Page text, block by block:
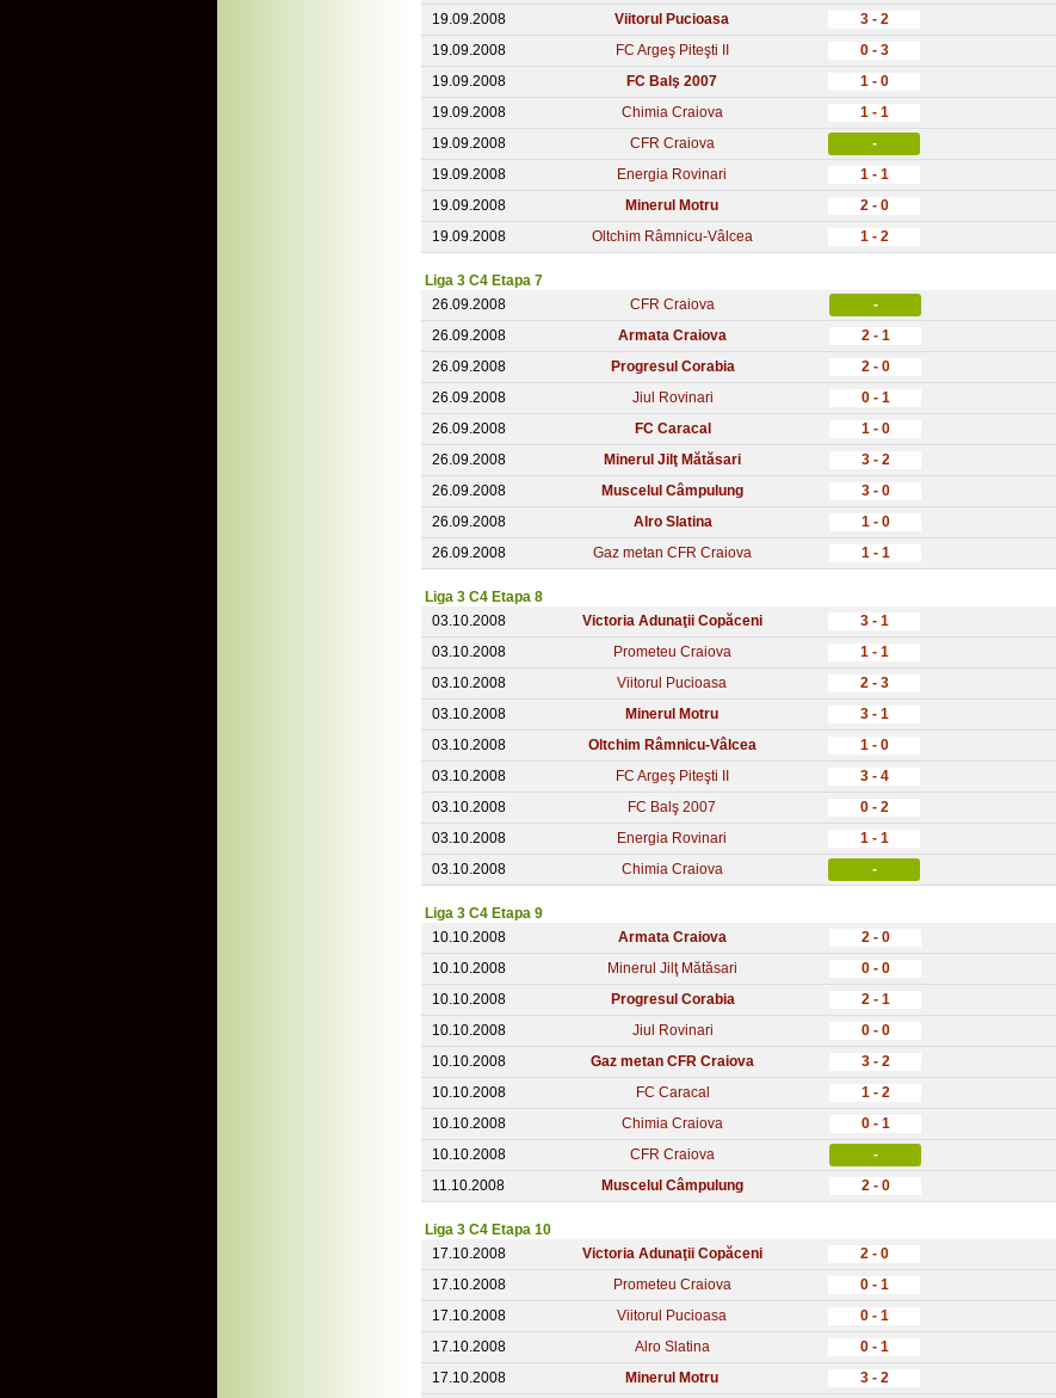
19.09.2008
Viitorul Pucioasa 3 - 2
19.09.2008
FC Argeş Piteşti II 0 - 3
19.09.2008
FC Balş 2007 1 - 0
19.09.2008
Chimia Craiova 1 - 1
19.09.2008
CFR Craiova -
19.09.2008
Energia Rovinari 1 - 1
19.09.2008
Minerul Motru 2 - 0
19.09.2008
Oltchim Râmnicu-Vâlcea 1 - 2
Liga 3 C4 Etapa 7
26.09.2008
CFR Craiova -
26.09.2008
Armata Craiova 2 - 1
26.09.2008
Progresul Corabia 2 - 0
26.09.2008
Jiul Rovinari 0 - 1
26.09.2008
FC Caracal 1 - 0
26.09.2008
Minerul Jilţ Mătăsari 3 - 2
26.09.2008
Muscelul Câmpulung 3 - 0
26.09.2008
Alro Slatina 1 - 0
26.09.2008
Gaz metan CFR Craiova 1 - 1
Liga 3 C4 Etapa 8
03.10.2008
Victoria Adunaţii Copăceni 3 - 1
03.10.2008
Prometeu Craiova 1 - 1
03.10.2008
Viitorul Pucioasa 2 - 3
03.10.2008
Minerul Motru 3 - 1
03.10.2008
Oltchim Râmnicu-Vâlcea 1 - 0
03.10.2008
FC Argeş Piteşti II 3 - 4
03.10.2008
FC Balş 2007 0 - 2
03.10.2008
Energia Rovinari 1 - 1
03.10.2008
Chimia Craiova -
Liga 3 C4 Etapa 9
10.10.2008
Armata Craiova 2 - 0
10.10.2008
Minerul Jilţ Mătăsari 0 - 0
10.10.2008
Progresul Corabia 2 - 1
10.10.2008
Jiul Rovinari 0 - 0
10.10.2008
Gaz metan CFR Craiova 3 - 2
10.10.2008
FC Caracal 1 - 2
10.10.2008
Chimia Craiova 0 - 1
10.10.2008
CFR Craiova -
11.10.2008
Muscelul Câmpulung 2 - 0
Liga 3 C4 Etapa 10
17.10.2008
Victoria Adunaţii Copăceni 2 - 0
17.10.2008
Prometeu Craiova 0 - 1
17.10.2008
Viitorul Pucioasa 0 - 1
17.10.2008
Alro Slatina 0 - 1
17.10.2008
Minerul Motru 3 - 2